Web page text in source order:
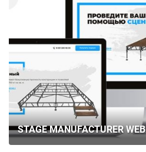
STAGE MANUFACTURER WEB